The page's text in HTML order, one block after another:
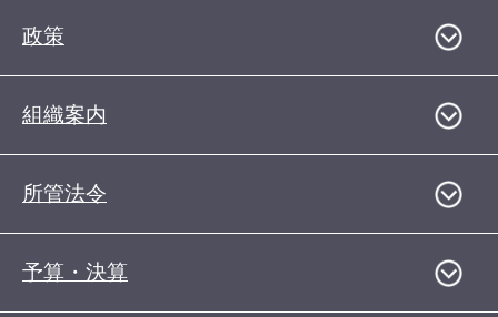
政策
組織案内
所管法令
予算・決算